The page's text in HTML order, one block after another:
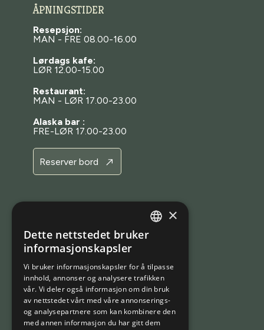
ÅPNINGSTIDER
Resepsjon:
MAN - FRE 08.00-16.00
Lørdags kafe:
LØR 12.00-15.00
Restaurant:
MAN - LØR 17.00-23.00
Alaska bar :
FRE-LØR 17.00-23.00
Reserver bord
Bestill bord
Bestill en opplevelse
Bestill rom
Bestill en pakke
Kjøp gavekort
NORWEGIAN
×
Dette nettstedet bruker
informasjonskapsler
Vi bruker informasjonskapsler for å tilpasse
innhold, annonser og analysere trafikken
vår. Vi deler også informasjon om din bruk
av nettstedet vårt med våre annonserings-
og analysepartnere som kan kombinere den
med annen informasjon du har gitt dem